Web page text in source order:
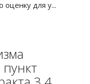
3.4
в ЭОР"